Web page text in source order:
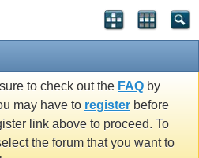
to check out the FAQ by
may have to register before
link above to proceed. To
the forum that you want to